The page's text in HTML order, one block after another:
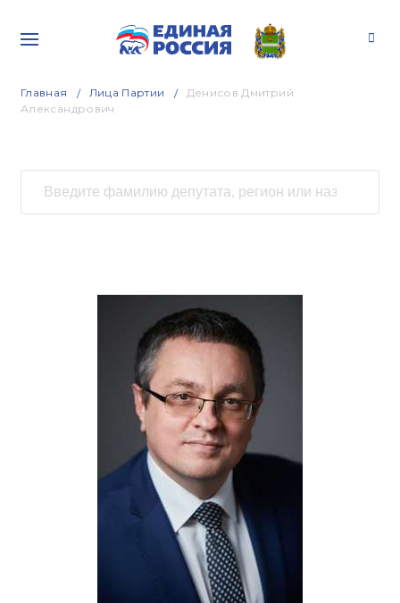
Главная Лица Партии
Денисов Дмитрий
Александрович